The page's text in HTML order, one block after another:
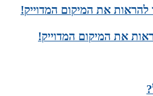
את המיקום המדוייק!
את המיקום המדוייק!